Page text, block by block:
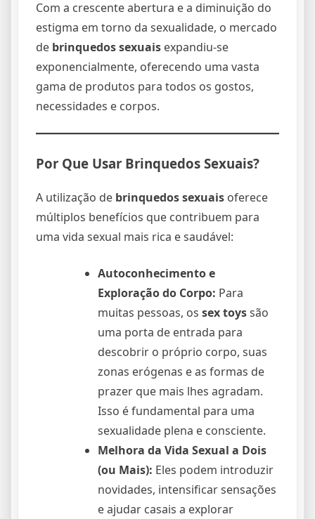
Com a crescente abertura e a diminuição do
estigma em torno da sexualidade, o mercado
de brinquedos sexuais expandiu-se
exponencialmente, oferecendo uma vasta
gama de produtos para todos os gostos,
necessidades e corpos.
Por Que Usar Brinquedos Sexuais?
A utilização de brinquedos sexuais oferece
múltiplos benefícios que contribuem para
uma vida sexual mais rica e saudável:
Autoconhecimento e
Exploração do Corpo: Para
muitas pessoas, os sex toyssão
uma porta de entrada para
descobrir o próprio corpo, suas
zonas erógenas e as formas de
prazer que mais lhes agradam.
Isso é fundamental para uma
sexualidade plena e consciente.
Melhora da Vida Sexual a Dois
(ou Mais): Eles podem introduzir
novidades, intensificar sensações
e ajudar casais a explorar